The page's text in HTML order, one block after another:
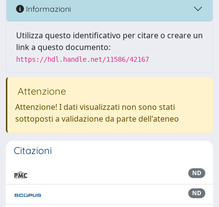
Informazioni
Utilizza questo identificativo per citare o creare un
link a questo documento:
https://hdl.handle.net/11586/42167
Attenzione
Attenzione! I dati visualizzati non sono stati
sottoposti a validazione da parte dell'ateneo
Citazioni
ND
ND